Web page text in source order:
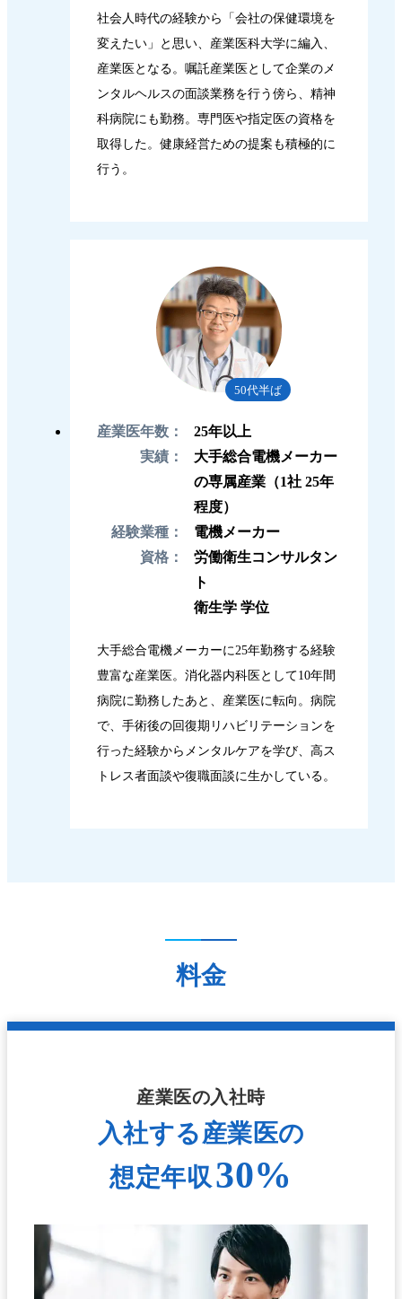
社会人時代の経験から「会社の保健環境を
変えたい」と思い、産業医科大学に編入、
産業医となる。嘱託産業医として企業のメ
ンタルヘルスの面談業務を行う傍ら、精神
科病院にも勤務。専門医や指定医の資格を
取得した。健康経営ための提案も積極的に
行う。
50代半ば
産業医年数：
25年以上
実績：
大手総合電機メーカー
の専属産業（1社 25年
程度）
経験業種：
電機メーカー
資格：
労働衛生コンサルタン
ト
衛生学 学位
大手総合電機メーカーに25年勤務する経験
豊富な産業医。消化器内科医として10年間
病院に勤務したあと、産業医に転向。病院
で、手術後の回復期リハビリテーションを
行った経験からメンタルケアを学び、高ス
トレス者面談や復職面談に生かしている。
料金
産業医の入社時
入社する産業医の
想定年収 30%